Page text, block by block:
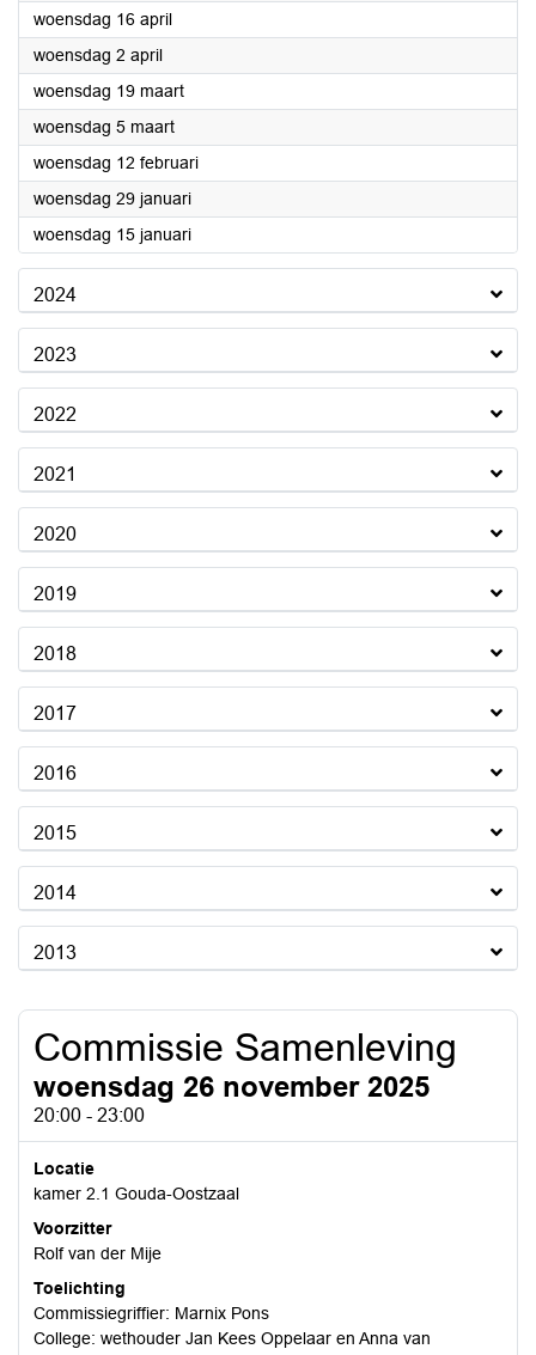
woensdag 16 april2025
woensdag 2 april2025
woensdag 19 maart2025
woensdag 5 maart2025
woensdag 12 februari2025
woensdag 29 januari2025
woensdag 15 januari2025
2024
2023
2022
2021
2020
2019
2018
2017
2016
2015
2014
2013
Commissie Samenleving
woensdag 26 november 2025
20:00 - 23:00
Locatie
kamer 2.1 Gouda-Oostzaal
Voorzitter
Rolf van der Mije
Toelichting
Commissiegriffier: Marnix Pons
College: wethouder Jan Kees Oppelaar en Anna van